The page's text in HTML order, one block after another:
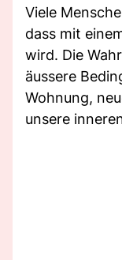
Viele
dass mit
wird. Die
äussere
Wohnung,
unsere